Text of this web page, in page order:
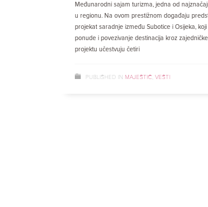
Međunarodni sajam turizma, jedna od
u regionu. Na ovom prestižnom događaju
projekat saradnje između Subotice i Osijeka,
ponude i povezivanje destinacija kroz
projektu učestvuju četiri
PUBLISHED IN MAJESTIC VESTI